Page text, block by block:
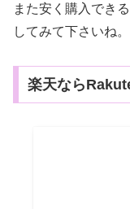
また安く購入でき
してみて下さいね。
楽天なら